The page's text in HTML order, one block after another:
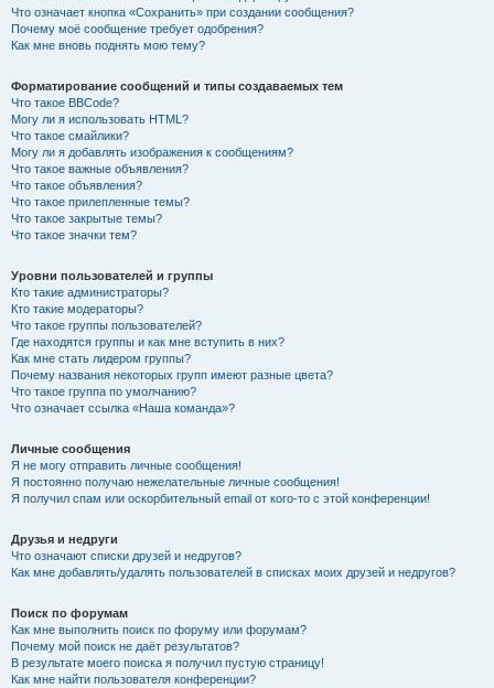
Что означает кнопка «Сохранить» при создании сообщения?
Почему моё сообщение требует одобрения?
Как мне вновь поднять мою тему?
Форматирование сообщений и типы создаваемых тем
Что такое BBCode?
Могу ли я использовать HTML?
Что такое смайлики?
Могу ли я добавлять изображения к сообщениям?
Что такое важные объявления?
Что такое объявления?
Что такое прилепленные темы?
Что такое закрытые темы?
Что такое значки тем?
Уровни пользователей и группы
Кто такие администраторы?
Кто такие модераторы?
Что такое группы пользователей?
Где находятся группы и как мне вступить в них?
Как мне стать лидером группы?
Почему названия некоторых групп имеют разные цвета?
Что такое группа по умолчанию?
Что означает ссылка «Наша команда»?
Личные сообщения
Я не могу отправить личные сообщения!
Я постоянно получаю нежелательные личные сообщения!
Я получил спам или оскорбительный email от кого-то с этой конференции!
Друзья и недруги
Что означают списки друзей и недругов?
Как мне добавлять/удалять пользователей в списках моих друзей и недругов?
Поиск по форумам
Как мне выполнить поиск по форуму или форумам?
Почему мой поиск не даёт результатов?
В результате моего поиска я получил пустую страницу!
Как мне найти пользователя конференции?